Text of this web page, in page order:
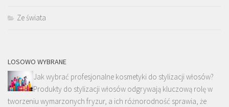
Ze świata
LOSOWO WYBRANE
Jak wybrać profesjonalne kosmetyki do stylizacji włosów?
Produkty do stylizacji włosów odgrywają kluczową rolę w
tworzeniu wymarzonych fryzur, a ich różnorodność sprawia, że